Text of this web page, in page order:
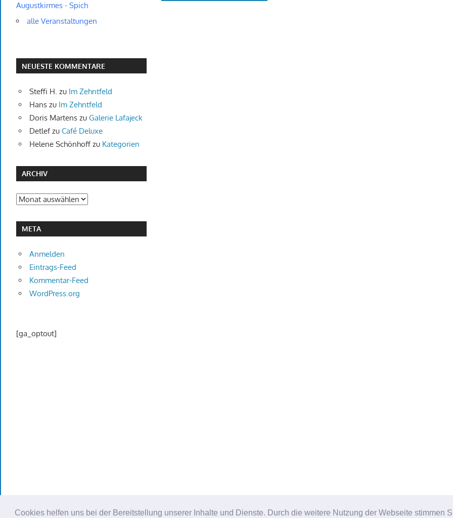
Cookies helfen uns bei der Bereitstellung unserer Inhalte und Dienste. Durch die weitere Nutzung der Webseite stimmen
Augustkirmes - Spich
alle Veranstaltungen
NEUESTE KOMMENTARE
Steffi H. zu Im Zehntfeld
Hanszu Im Zehntfeld
Doris Martenszu Galerie Lafajeck
Detlefzu Café Deluxe
Helene Schönhoffzu Kategorien
ARCHIV
Archiv
META
Anmelden
Eintrags-Feed
Kommentar-Feed
WordPress.org
[ga_optout]